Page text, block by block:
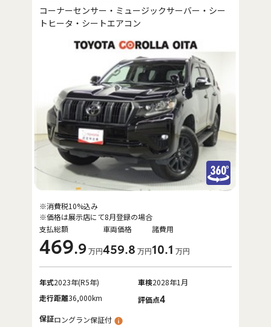
コーナーセンサー・ミュージックサーバー・シー
トヒータ・シートエアコン
支払総額
469.9 万円
車両価格
459.8 万円
諸費用
10.1 万円
※消費税10%込み
※価格は展示店にて8月登録の場合
年式2023年(R5年) 車検2028年1月
走行距離36,000km 評価点4
保証ロングラン保証付